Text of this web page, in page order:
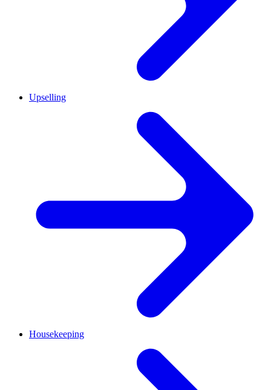
Upselling
Housekeeping